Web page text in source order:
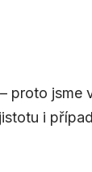
proto jsme
i